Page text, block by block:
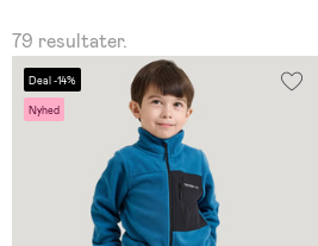
79 resultater.
Deal -14%
Nyhed